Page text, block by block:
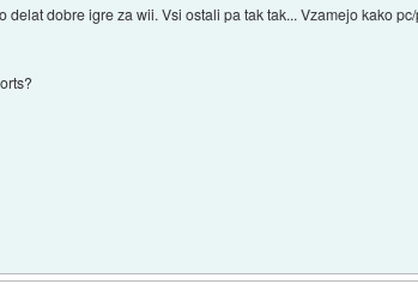
dobre igre za wii. Vsi ostali pa tak tak... Vzamejo kako